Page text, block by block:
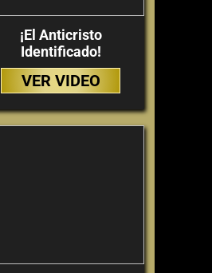
¡El Anticristo
Identificado!
VER VIDEO